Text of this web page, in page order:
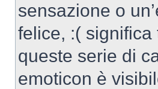
sensazione o
felice, :(
queste serie di
emoticon è